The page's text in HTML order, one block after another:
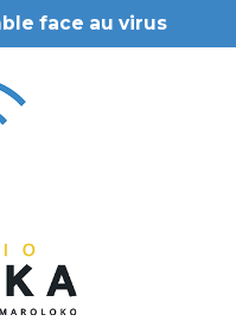
face au virus